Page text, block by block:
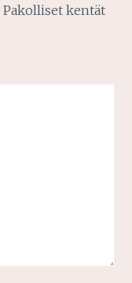
Pakolliset kentät